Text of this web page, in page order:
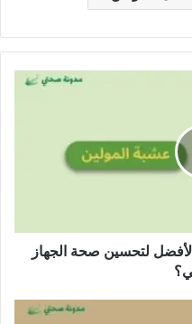
لتحسين صحة الجهاز